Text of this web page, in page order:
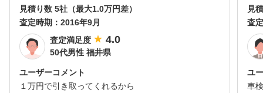
見積り数 5社（最大1.0万円差）
査定時期： 2016年9月
査定満足度
4.0
50代男性 福井県
ユーザーコメント
１万円で引き取ってくれるから
見
査
ユ
車